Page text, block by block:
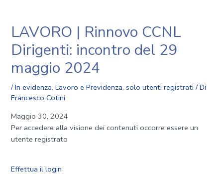
LAVORO | Rinnovo CCNL
Dirigenti: incontro del 29
maggio 2024
/In evidenza,Lavoro e Previdenza,solo utenti registrati / Di
Francesco Cotini
Maggio 30, 2024
Per accedere alla visione dei contenuti occorre essere un
utente registrato
Effettua il login